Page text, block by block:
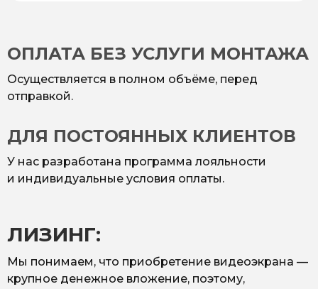
ОПЛАТА БЕЗ УСЛУГИ МОНТАЖА
Осуществляется в полном объёме, перед
отправкой.
ДЛЯ ПОСТОЯННЫХ КЛИЕНТОВ
У нас разработана программа лояльности
и индивидуальные условия оплаты.
ЛИЗИНГ:
Мы понимаем, что приобретение видеоэкрана —
крупное денежное вложение, поэтому,